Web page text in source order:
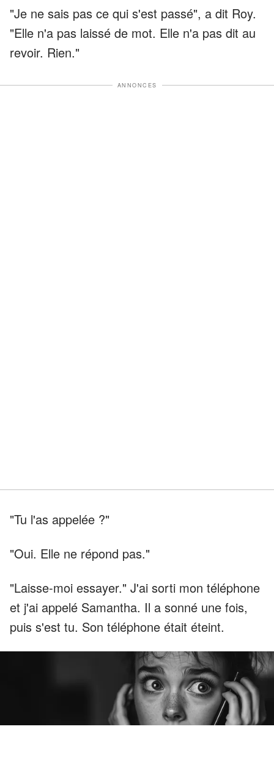
"Je ne sais pas ce qui s'est passé", a dit Roy.
"Elle n'a pas laissé de mot. Elle n'a pas dit au
revoir. Rien."
ANNONCES
"Tu l'as appelée ?"
"Oui. Elle ne répond pas."
"Laisse-moi essayer." J'ai sorti mon téléphone
et j'ai appelé Samantha. Il a sonné une fois,
puis s'est tu. Son téléphone était éteint.